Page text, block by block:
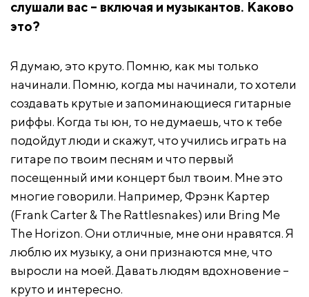
слушали вас – включая и музыкантов. Каково
это?
Я думаю, это круто. Помню, как мы только
начинали. Помню, когда мы начинали, то хотели
создавать крутые и запоминающиеся гитарные
риффы. Когда ты юн, то не думаешь, что к тебе
подойдут люди и скажут, что учились играть на
гитаре по твоим песням и что первый
посещенный ими концерт был твоим. Мне это
многие говорили. Например, Фрэнк Картер
(Frank Carter & The Rattlesnakes) или Bring Me
The Horizon. Они отличные, мне они нравятся. Я
люблю их музыку, а они признаются мне, что
выросли на моей. Давать людям вдохновение –
круто и интересно.